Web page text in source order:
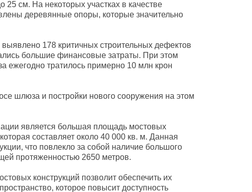
25 см. На некоторых участках в качестве
деревянные опоры, которые значительно
178 критичных строительных дефектов
большие финансовые затраты. При этом
ежегодно тратилось примерно 10 млн крон
шлюза и постройки нового сооружения на этом
является большая площадь мостовых
составляет около 40 000 кв. м. Данная
что повлекло за собой наличие большого
протяженностью 2650 метров.
конструкций позволит обеспечить их
которое повысит доступность